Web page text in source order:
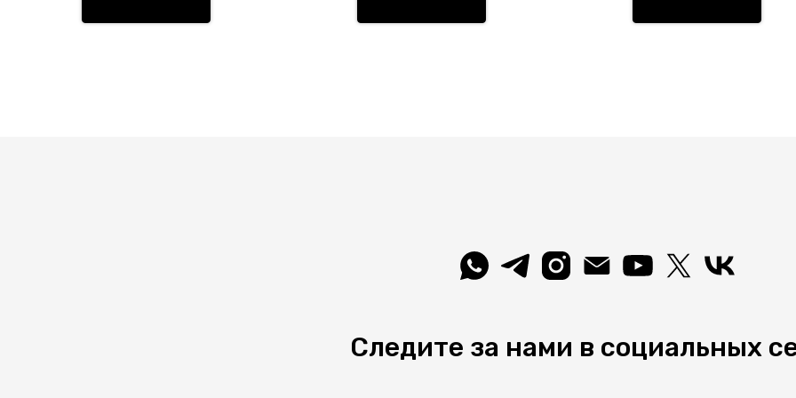
Плафон металлический белого
Следите за нами в социальных